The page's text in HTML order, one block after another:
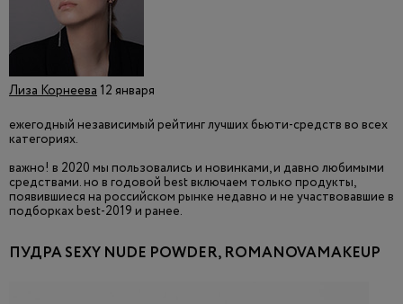
Лиза Корнеева 12 января
ежегодный независимый рейтинг лучших бьюти-средств во всех
категориях.
важно! в 2020 мы пользовались и новинками, и давно любимыми
средствами. но в годовой best включаем только продукты,
появившиеся на российском рынке недавно и не участвовавшие в
подборках best-2019 и ранее.
ПУДРА SEXY NUDE POWDER, ROMANOVAMAKEUP